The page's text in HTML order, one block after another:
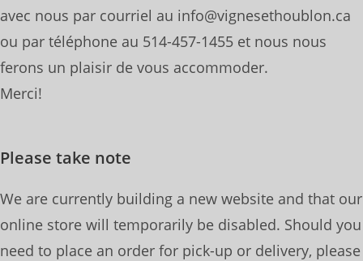
avec nous par courriel au info@vignesethoublon.ca
ou par téléphone au 514-457-1455 et nous nous
ferons un plaisir de vous accommoder.
Merci!
Please take note
We are currently building a new website and that our
online store will temporarily be disabled. Should you
need to place an order for pick-up or delivery, please